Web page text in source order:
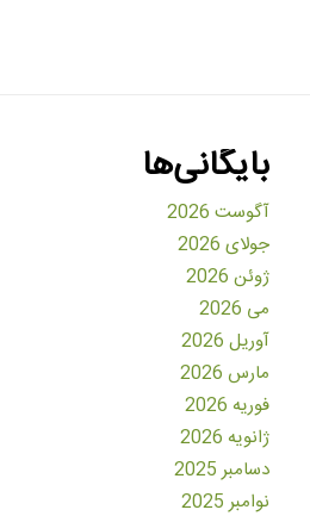
بایگانی‌ها
آگوست 2026
جولای 2026
ژوئن 2026
می 2026
آوریل 2026
مارس 2026
فوریه 2026
ژانویه 2026
دسامبر 2025
نوامبر 2025